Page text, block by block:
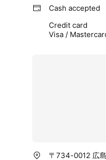
Cash accepted
Credit card
Visa /
〒734-0012 広